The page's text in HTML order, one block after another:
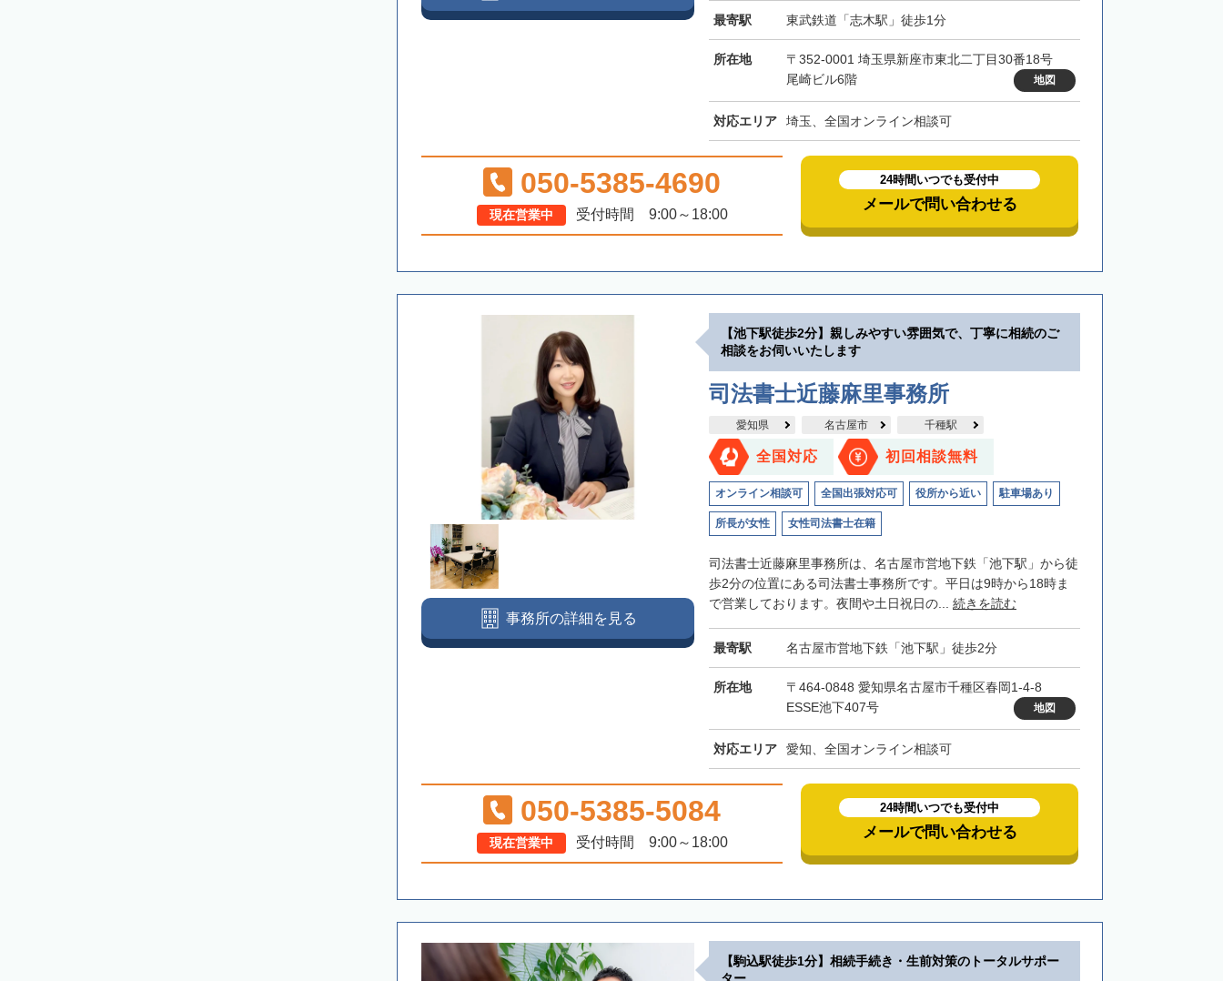
最寄駅 東武鉄道「志木駅」徒歩1分
所在地
〒352-0001 埼玉県新座市東北二丁目30番18号
尾崎ビル6階
地図
対応エリア 埼玉、全国オンライン相談可
050-5385-4690
現在営業中 受付時間 9:00～18:00
24時間いつでも受付中
メールで問い合わせる
【池下駅徒歩2分】親しみやすい雰囲気で、丁寧に相続のご
相談をお伺いいたします
司法書士近藤麻里事務所
愛知県 名古屋市 千種駅
全国対応 初回相談無料
オンライン相談可 全国出張対応可 役所から近い 駐車場あり
所長が女性 女性司法書士在籍
司法書士近藤麻里事務所は、名古屋市営地下鉄「池下駅」から徒
歩2分の位置にある司法書士事務所です。平日は9時から18時ま
で営業しております。夜間や土日祝日の... 続きを読む
最寄駅 名古屋市営地下鉄「池下駅」徒歩2分
所在地
〒464-0848 愛知県名古屋市千種区春岡1-4-8
ESSE池下407号
地図
対応エリア 愛知、全国オンライン相談可
事務所の詳細を見る
050-5385-5084
現在営業中 受付時間 9:00～18:00
24時間いつでも受付中
メールで問い合わせる
【駒込駅徒歩1分】相続手続き・生前対策のトータルサポー